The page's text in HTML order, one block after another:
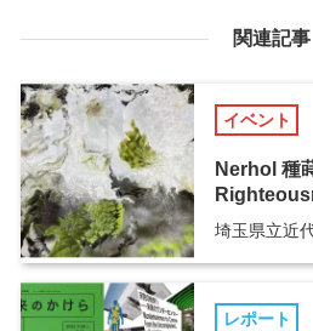
関連記事
イベント
Nerhol 種
埼玉県立近
レポート